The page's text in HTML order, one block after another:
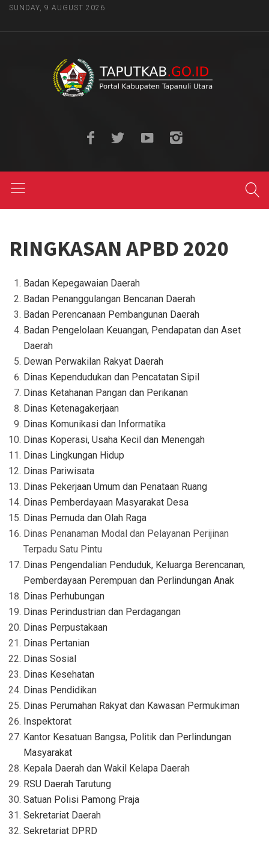
SUNDAY, 9 AUGUST 2026
RINGKASAN APBD 2020
Badan Kepegawaian Daerah
Badan Penanggulangan Bencanan Daerah
Badan Perencanaan Pembangunan Daerah
Badan Pengelolaan Keuangan, Pendapatan dan Aset
Daerah
Dewan Perwakilan Rakyat Daerah
Dinas Kependudukan dan Pencatatan Sipil
Dinas Ketahanan Pangan dan Perikanan
Dinas Ketenagakerjaan
Dinas Komunikasi dan Informatika
Dinas Koperasi, Usaha Kecil dan Menengah
Dinas Lingkungan Hidup
Dinas Pariwisata
Dinas Pekerjaan Umum dan Penataan Ruang
Dinas Pemberdayaan Masyarakat Desa
Dinas Pemuda dan Olah Raga
Dinas Penanaman Modal dan Pelayanan Perijinan
Terpadu Satu Pintu
Dinas Pengendalian Penduduk, Keluarga Berencanan,
Pemberdayaan Perempuan dan Perlindungan Anak
Dinas Perhubungan
Dinas Perindustrian dan Perdagangan
Dinas Perpustakaan
Dinas Pertanian
Dinas Sosial
Dinas Kesehatan
Dinas Pendidikan
Dinas Perumahan Rakyat dan Kawasan Permukiman
Inspektorat
Kantor Kesatuan Bangsa, Politik dan Perlindungan
Masyarakat
Kepala Daerah dan Wakil Kelapa Daerah
RSU Daerah Tarutung
Satuan Polisi Pamong Praja
Sekretariat Daerah
Sekretariat DPRD